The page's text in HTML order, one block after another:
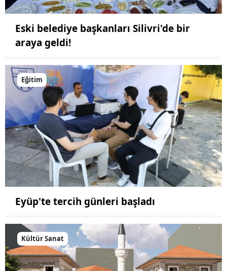
Eski belediye başkanları Silivri'de bir
araya geldi!
Eğitim
Eyüp'te tercih günleri başladı
Kültür Sanat